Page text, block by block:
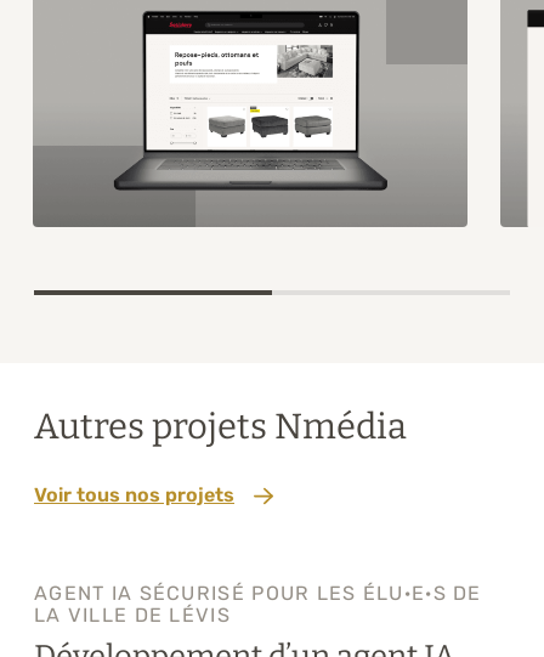
Autres projets Nmédia
Voir tous nos projets
AGENT IA SÉCURISÉ POUR LES ÉLU·E·S DE
LA VILLE DE LÉVIS